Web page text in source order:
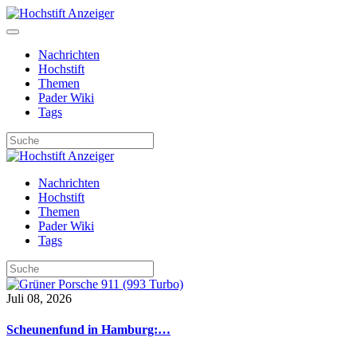
Nachrichten
Hochstift
Themen
Pader Wiki
Tags
Nachrichten
Hochstift
Themen
Pader Wiki
Tags
Juli 08, 2026
Scheunenfund in Hamburg:…